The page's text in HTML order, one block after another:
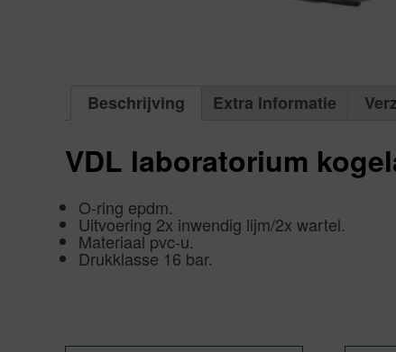
Beschrijving Extra Informatie
VDL laboratorium
O-ring epdm.
Uitvoering 2x inwendig lijm/2x wartel.
Materiaal pvc-u.
Drukklasse 16 bar.